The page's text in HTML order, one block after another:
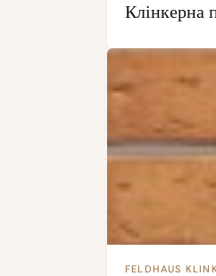
Клінкерна
FELDHAUS